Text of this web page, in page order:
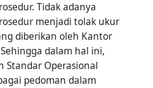
Tidak adanya
menjadi tolak ukur
diberikan oleh Kantor
dalam hal ini,
Standar Operasional
pedoman dalam